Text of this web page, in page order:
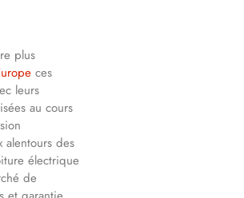
plus
ces
leurs
au cours
alentours des
électrique
de